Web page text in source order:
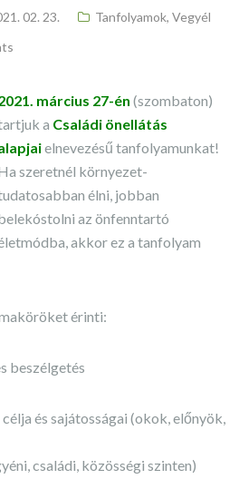
02. 23. Tanfolyamok, Vegyél
március 27-én (szombaton)
a Családi önellátás
elnevezésű tanfolyamunkat!
szeretnél környezet-
élni, jobban
az önfenntartó
akkor ez a tanfolyam
érinti:
beszélgetés
és sajátosságai (okok, előnyök,
családi, közösségi szinten)